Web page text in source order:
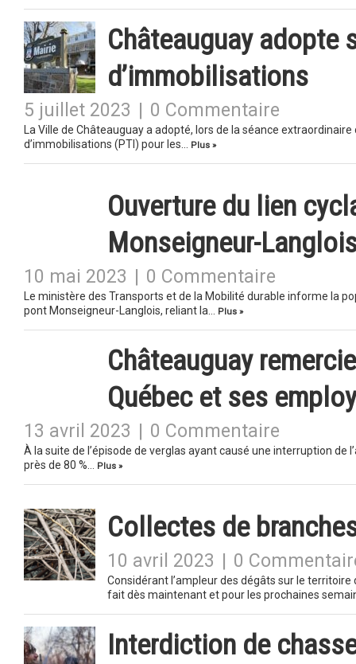
Châteauguay adopte
d’immobilisations
5 juillet 2023 0 Commentaire
La Ville de Châteauguay a adopté, lors de la séance
d’immobilisations (PTI) pour les…
Plus »
Ouverture du lien
Monseigneur-
10 mai 2023 0 Commentaire
Le ministère des Transports et de la Mobilité durable informe la
pont Monseigneur-Langlois, reliant la…
Plus »
Châteauguay
Québec et ses
13 avril 2023 0 Commentaire
À la suite de l’épisode de verglas ayant causé une interruption
près de 80 %…
Plus »
Collectes de
10 avril 2023 0
Considérant l’ampleur des dégâts sur le
fait dès maintenant et pour les prochaines
Interdiction de